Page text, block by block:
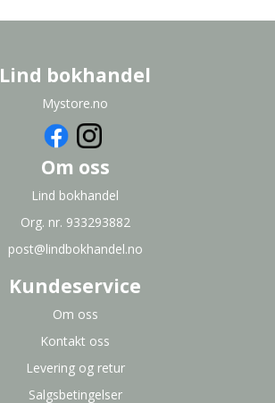
Lind bokhandel
Mystore.no
Om oss
Lind bokhandel
Org. nr. 933293882
post@lindbokhandel.no
Kundeservice
Om oss
Kontakt oss
Levering og retur
Salgsbetingelser